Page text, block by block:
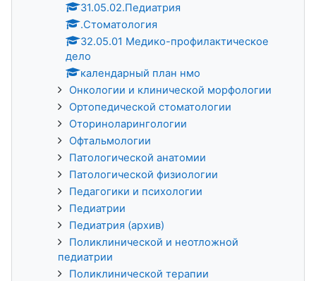
31.05.02.Педиатрия
.Стоматология
32.05.01 Медико-профилактическое
дело
календарный план нмо
Онкологии и клинической морфологии
Ортопедической стоматологии
Оториноларингологии
Офтальмологии
Патологической анатомии
Патологической физиологии
Педагогики и психологии
Педиатрии
Педиатрия (архив)
Поликлинической и неотложной
педиатрии
Поликлинической терапии